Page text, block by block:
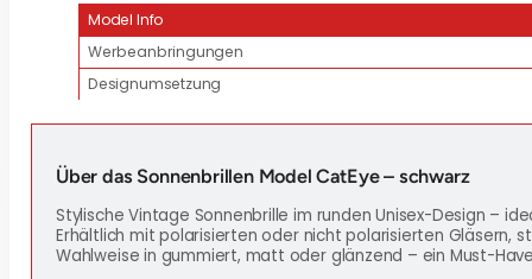
Model Info
Werbeanbringungen
Designumsetzung
Über das Sonnenbrillen Model CatEye – schwarz
Stylische Vintage Sonnenbrille im runden Unisex-Design –
Erhältlich mit polarisierten oder nicht polarisierten Gläsern,
Wahlweise in gummiert, matt oder glänzend – ein Must-